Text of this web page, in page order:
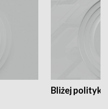
Bliżej polityki